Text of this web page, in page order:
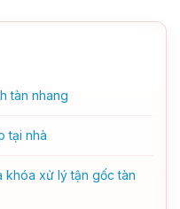
tàn nhang
tại nhà
khóa xử lý tận gốc tàn